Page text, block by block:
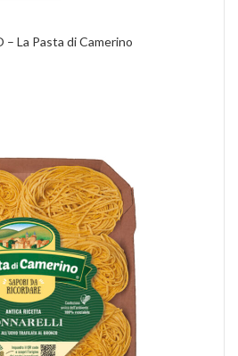
– La Pasta di Camerino